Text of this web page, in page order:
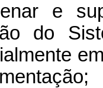
e
do